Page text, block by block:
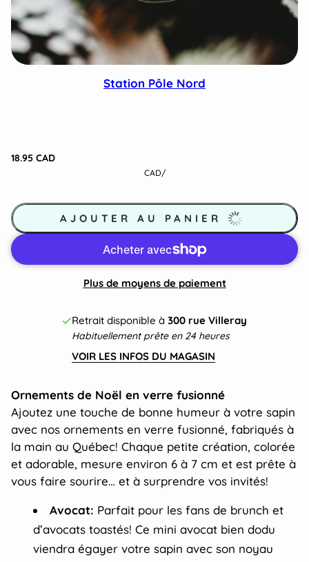
Station Pôle Nord
18.95 CAD
CAD/
AJOUTER AU PANIER
Plus de moyens de paiement
Retrait disponible à 300 rue Villeray
Habituellement prête en 24 heures
VOIR LES INFOS DU MAGASIN
Ornements de Noël en verre fusionné
Ajoutez une touche de bonne humeur à votre sapin
avec nos ornements en verre fusionné, fabriqués à
la main au Québec! Chaque petite création, colorée
et adorable, mesure environ 6 à 7 cm et est prête à
vous faire sourire… et à surprendre vos invités!
Avocat: Parfait pour les fans de brunch et
d’avocats toastés! Ce mini avocat bien dodu
viendra égayer votre sapin avec son noyau